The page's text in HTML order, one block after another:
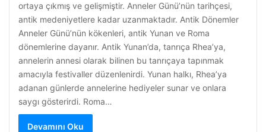
ortaya çıkmış ve gelişmiştir. Anneler Günü’nün tarihçesi,
antik medeniyetlere kadar uzanmaktadır. Antik Dönemler
Anneler Günü’nün kökenleri, antik Yunan ve Roma
dönemlerine dayanır. Antik Yunan’da, tanrıça Rhea’ya,
annelerin annesi olarak bilinen bu tanrıçaya tapınmak
amacıyla festivaller düzenlenirdi. Yunan halkı, Rhea’ya
adanan günlerde annelerine hediyeler sunar ve onlara
saygı gösterirdi. Roma…
Devamını Oku